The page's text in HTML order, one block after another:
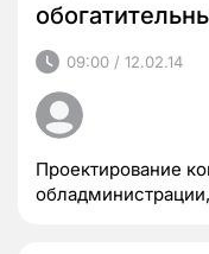
09:00 / 12.02.14
Проектирование